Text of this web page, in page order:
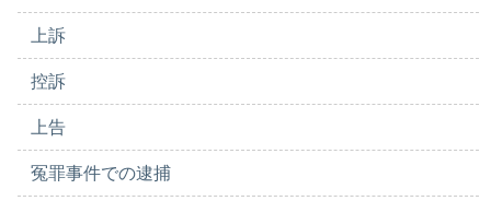
上訴
控訴
上告
冤罪事件での逮捕